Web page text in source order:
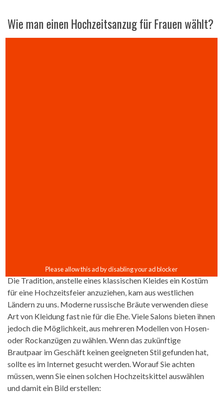
Wie man einen Hochzeitsanzug für Frauen wählt?
Die Tradition, anstelle eines klassischen Kleides ein Kostüm
für eine Hochzeitsfeier anzuziehen, kam aus westlichen
Ländern zu uns. Moderne russische Bräute verwenden diese
Art von Kleidung fast nie für die Ehe. Viele Salons bieten ihnen
jedoch die Möglichkeit, aus mehreren Modellen von Hosen-
oder Rockanzügen zu wählen. Wenn das zukünftige
Brautpaar im Geschäft keinen geeigneten Stil gefunden hat,
sollte es im Internet gesucht werden. Worauf Sie achten
müssen, wenn Sie einen solchen Hochzeitskittel auswählen
und damit ein Bild erstellen: